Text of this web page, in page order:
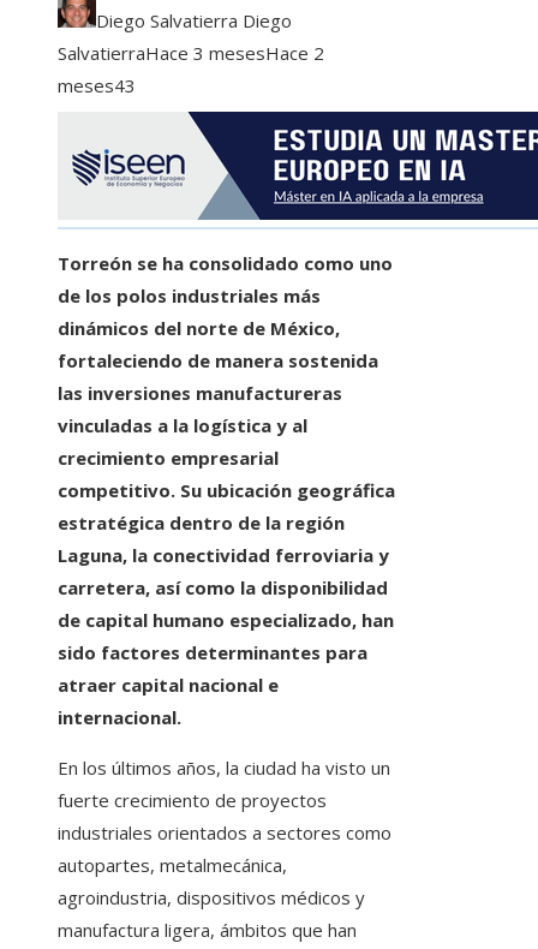
Diego Salvatierra Diego
SalvatierraHace 3 mesesHace 2
meses43
Torreón se ha consolidado como uno
de los polos industriales más
dinámicos del norte de México,
fortaleciendo de manera sostenida
las inversiones manufactureras
vinculadas a la logística y al
crecimiento empresarial
competitivo. Su ubicación geográfica
estratégica dentro de la región
Laguna, la conectividad ferroviaria y
carretera, así como la disponibilidad
de capital humano especializado, han
sido factores determinantes para
atraer capital nacional e
internacional.
En los últimos años, la ciudad ha visto un
fuerte crecimiento de proyectos
industriales orientados a sectores como
autopartes, metalmecánica,
agroindustria, dispositivos médicos y
manufactura ligera, ámbitos que han